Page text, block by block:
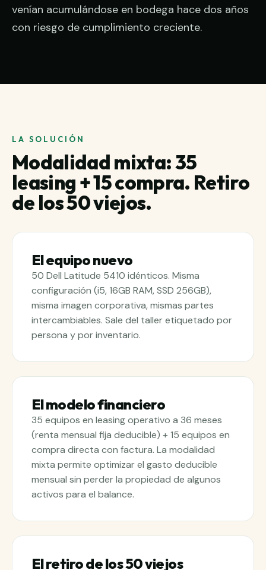
venían acumulándose en bodega hace dos años
con riesgo de cumplimiento creciente.
LA SOLUCIÓN
Modalidad mixta: 35
leasing + 15 compra. Retiro
de los 50 viejos.
El equipo nuevo
50 Dell Latitude 5410 idénticos. Misma
configuración (i5, 16GB RAM, SSD 256GB),
misma imagen corporativa, mismas partes
intercambiables. Sale del taller etiquetado por
persona y por inventario.
El modelo financiero
35 equipos en leasing operativo a 36 meses
(renta mensual fija deducible) + 15 equipos en
compra directa con factura. La modalidad
mixta permite optimizar el gasto deducible
mensual sin perder la propiedad de algunos
activos para el balance.
El retiro de los 50 viejos